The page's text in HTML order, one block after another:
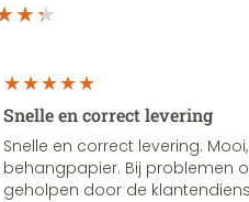
Snelle en correct levering
Snelle en correct levering.
behangpapier. Bij problemen
geholpen door de